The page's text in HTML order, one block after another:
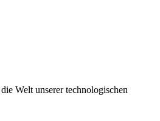
Welt unserer technologischen